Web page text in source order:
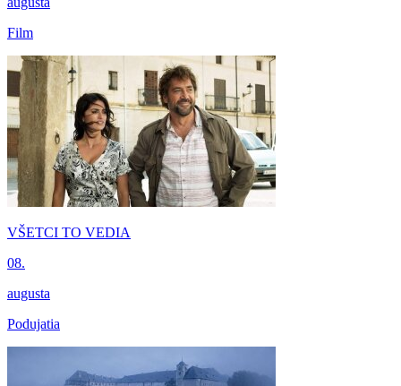
Film
VŠETCI TO VEDIA
08.
augusta
Podujatia